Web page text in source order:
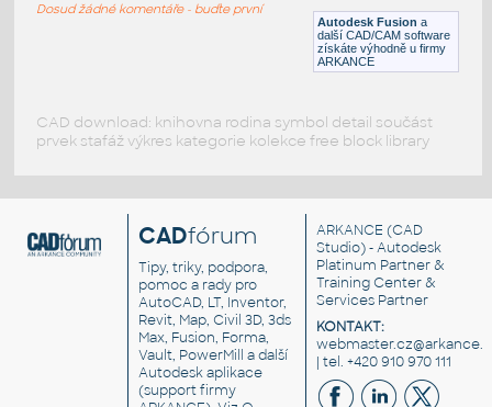
Autodesk Fusion a
další CAD/CAM software
získáte výhodně u firmy
ARKANCE
Dosud žádné komentáře - buďte první
CAD download: knihovna rodina symbol detail součást
prvek stafáž výkres kategorie kolekce free block library
CADfórum
Tipy, triky, podpora,
pomoc a rady pro
AutoCAD, LT, Inventor,
Revit, Map, Civil 3D, 3ds
Max, Fusion, Forma,
Vault, PowerMill a další
Autodesk aplikace
(support firmy
ARKANCE (CAD
Studio) - Autodesk
Platinum Partner &
Training Center &
Services Partner
KONTAKT:
| tel. +420 910 970 111